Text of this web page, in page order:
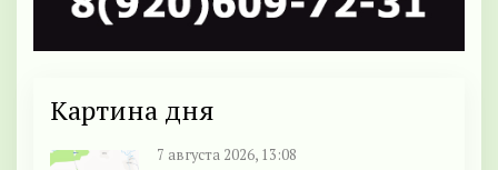
Картина дня
7 августа 2026, 13:08